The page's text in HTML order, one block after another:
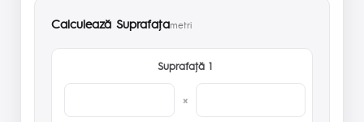
Calculează Suprafaţametri
Suprafaţă 1
×